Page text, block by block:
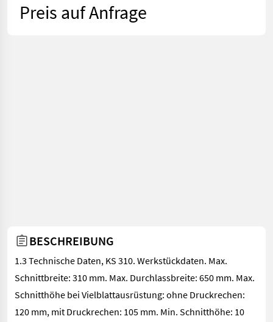
Preis auf Anfrage
BESCHREIBUNG
1.3 Technische Daten, KS 310. Werkstückdaten. Max.
Schnittbreite: 310 mm. Max. Durchlassbreite: 650 mm. Max.
Schnitthöhe bei Vielblattausrüstung: ohne Druckrechen:
120 mm, mit Druckrechen: 105 mm. Min. Schnitthöhe: 10